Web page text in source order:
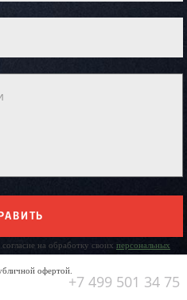
на обработку своих персональных
офертой.
+7 499 501 34 75